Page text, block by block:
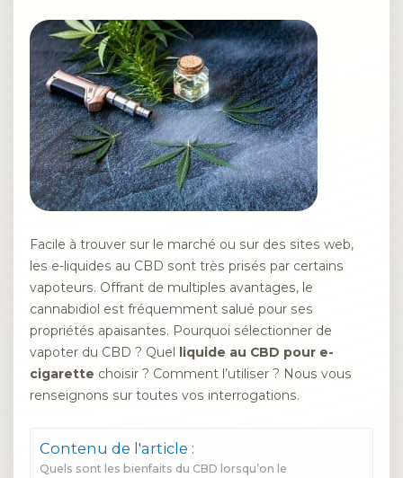
Facile à trouver sur le marché ou sur des sites web,
les e-liquides au CBD sont très prisés par certains
vapoteurs. Offrant de multiples avantages, le
cannabidiol est fréquemment salué pour ses
propriétés apaisantes. Pourquoi sélectionner de
vapoter du CBD ? Quel liquide au CBD pour e-
cigarette choisir ? Comment l’utiliser ? Nous vous
renseignons sur toutes vos interrogations.
Contenu de l'article :
Quels sont les bienfaits du CBD lorsqu’on le